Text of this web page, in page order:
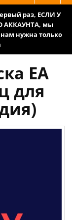
раз, ЕСЛИ У
АККАУНТА, мы
нужна только
EA
для